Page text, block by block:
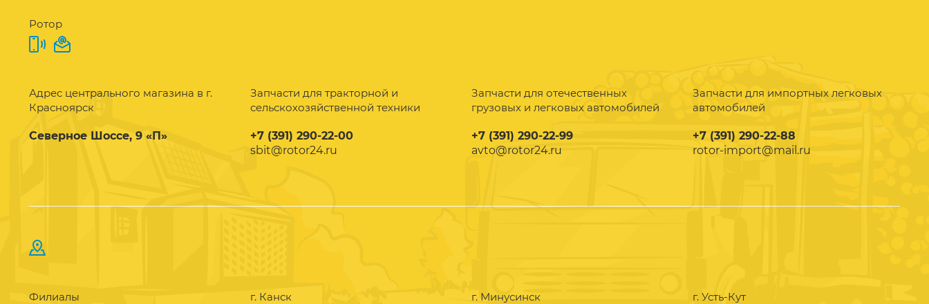
Ротор
Адрес центрального магазина в г.
Красноярск
Северное Шоссе, 9 «П»
Запчасти для тракторной и
сельскохозяйственной техники
+7 (391) 290-22-00
sbit@rotor24.ru
Запчасти для отечественных
грузовых и легковых автомобилей
+7 (391) 290-22-99
avto@rotor24.ru
Запчасти для импортных легковых
автомобилей
+7 (391) 290-22-88
rotor-import@mail.ru
Филиалы г. Канск г. Минусинск г. Усть-Кут